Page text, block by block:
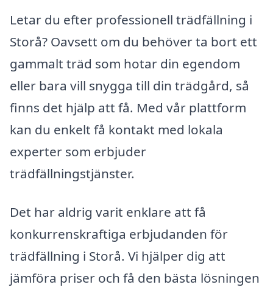
Letar du efter professionell trädfällning i
Storå? Oavsett om du behöver ta bort ett
gammalt träd som hotar din egendom
eller bara vill snygga till din trädgård, så
finns det hjälp att få. Med vår plattform
kan du enkelt få kontakt med lokala
experter som erbjuder
trädfällningstjänster.
Det har aldrig varit enklare att få
konkurrenskraftiga erbjudanden för
trädfällning i Storå. Vi hjälper dig att
jämföra priser och få den bästa lösningen